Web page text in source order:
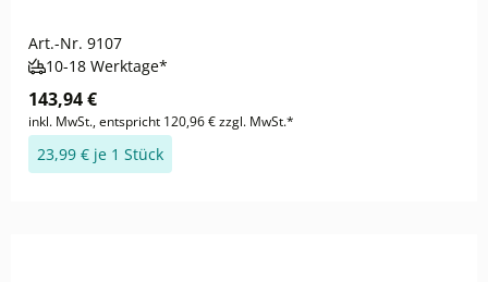
Art.-Nr. 9107
10-18 Werktage*
143,94 €
inkl. MwSt., entspricht 120,96 € zzgl. MwSt.*
23,99 € je 1 Stück